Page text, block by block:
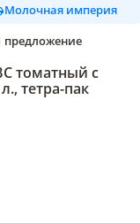
Молочная империя
предложение